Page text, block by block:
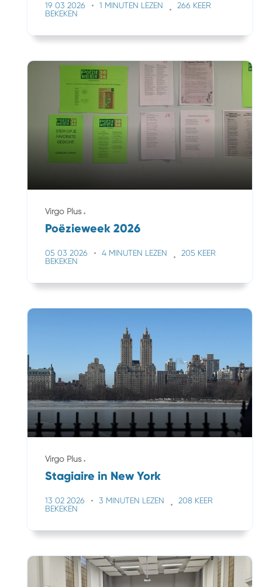
19 03 2026 1 MINUTEN LEZEN
266 KEER
BEKEKEN
Virgo Plus
Poëzieweek 2026
05 03 2026 4 MINUTEN LEZEN
205 KEER
BEKEKEN
Virgo Plus
Stagiaire in New York
13 02 2026 3 MINUTEN LEZEN
208 KEER
BEKEKEN